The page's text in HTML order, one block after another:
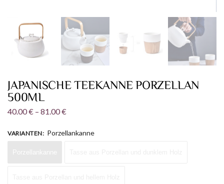
JAPANISCHE TEEKANNE PORZELLAN
500ML
40.00€ – 81.00€
VARIANTEN: Porzellankanne
Porzellankanne